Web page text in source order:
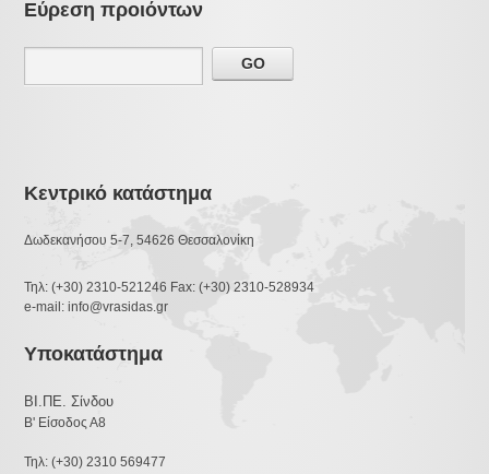
Εύρεση προιόντων
Κεντρικό κατάστημα
Δωδεκανήσου 5-7, 54626 Θεσσαλονίκη
Τηλ: (+30) 2310-521246 Fax: (+30) 2310-528934
e-mail: info@vrasidas.gr
Υποκατάστημα
ΒΙ.ΠΕ. Σίνδου
Β' Είσοδος Α8
Τηλ: (+30) 2310 569477